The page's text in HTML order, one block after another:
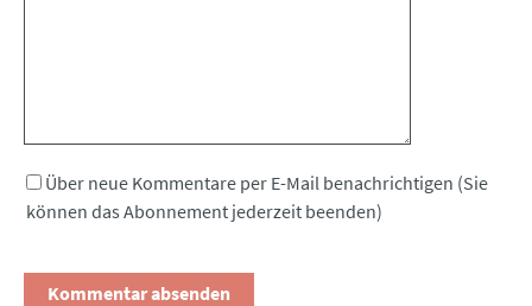
Über neue Kommentare per E-Mail benachrichtigen (Sie
können das Abonnement jederzeit beenden)